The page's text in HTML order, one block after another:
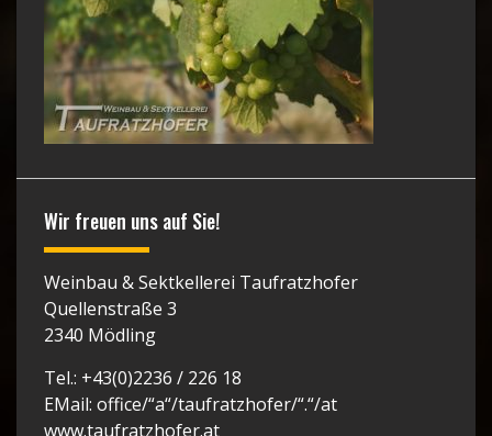
Wir freuen uns auf Sie!
Weinbau & Sektkellerei Taufratzhofer
Quellenstraße 3
2340 Mödling
Tel.: +43(0)2236 / 226 18
EMail: office/“a“/taufratzhofer/“.“/at
www.taufratzhofer.at